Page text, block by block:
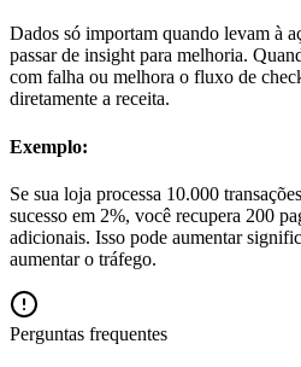
Dados só importam quando levam à
passar de insight para melhoria.
com falha ou melhora o fluxo de
diretamente a receita.
Exemplo:
Se sua loja processa 10.000
sucesso em 2%, você recupera 200
adicionais. Isso pode aumentar
aumentar o tráfego.
Perguntas frequentes